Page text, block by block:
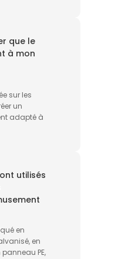
que le
à mon
sur les
un
adapté à
utilisés
en
en
PE,